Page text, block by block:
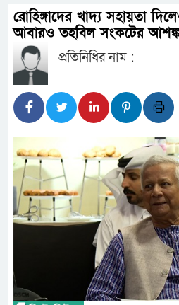
রোহিঙ্গাদের খাদ্য সহায়তা
আবারও তহবিল সংকটের
প্রতিনিধির নাম :